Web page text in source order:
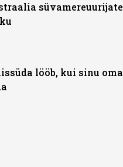
süvamereuurijate
lööb, kui sinu oma